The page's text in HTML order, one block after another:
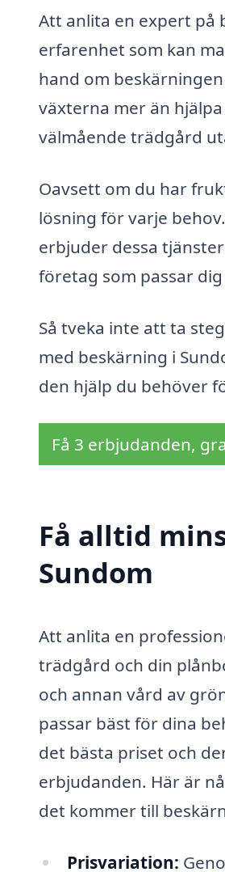
Att anlita en expert på
erfarenhet som kan
hand om
växterna mer än
välmående trädgård
Oavsett om du har
lösning för varje
erbjuder dessa
företag som passar
Så tveka inte att ta
med beskärning i
den hjälp du behöver
Få 3 erbjudanden,
Få alltid
Sundom
Att anlita en
trädgård och din
och annan vård av
passar bäst för dina
det bästa priset och
erbjudanden. Här är
det kommer till
Prisvariation: